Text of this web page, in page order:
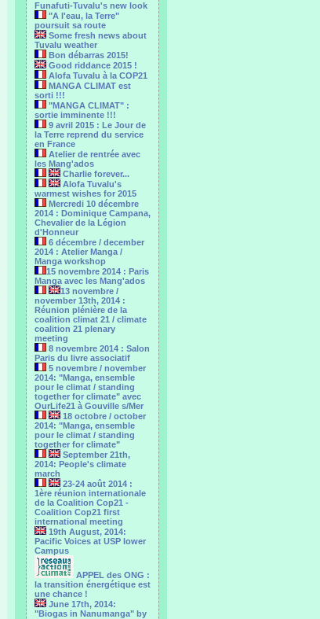
Funafuti-Tuvalu's new look
"A l'eau, la Terre"
poursuit sa route
Some fresh news about
Tuvalu weather
Bon débarras 2015!
Good riddance 2015 !
Alofa Tuvalu à la COP21
MANGA CLIMAT est
sorti !!!
"MANGA CLIMAT" :
sortie imminente !!!
9 avril 2015 : Le Jour de
la Terre reprend du service
en France
Atelier de rentrée avec
les Mang'ados
Charlie forever...
Alofa Tuvalu's
warmest wishes for 2015
Mercredi 10 décembre
2014 : Dominique Campana,
Chevalier de la Légion
d'Honneur
6 décembre / december
2014 : Atelier Manga /
Manga workshop
15 novembre 2014 : Paris
Manga avec les Mang'ados
13 novembre /
november 13th, 2014 :
Réunion plénière de la
coalition climat 21 / climate
coalition 21 plenary
meeting
8 novembre 2014 : Salon
Paris du livre associatif
5 novembre / november
2014: "Manga, ensemble
pour le climat / standing
together for climate" avec
OurLife21 à Gouville s/Mer
18 octobre / october
2014: "Manga, ensemble
pour le ‎climat / standing
together for climate"
September 21th,
2014: People's climate
march
23-24 août 2014 :
1ère réunion internationale
de la Coalition Cop21 -
Coalition Cop21 first
international meeting
19th August, 2014:
Pacific Voices at USP lower
Campus
APPEL des ONG :
la transition énergétique est
une chance !
June 17th, 2014:
"Biogas in Nanumanga" by